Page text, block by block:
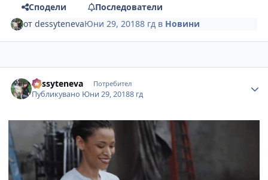
Сподели
Последователи
отdessytenevaЮни 29, 20188 гд в Новини
dessyteneva Потребител
Публикувано Юни 29, 20188 гд